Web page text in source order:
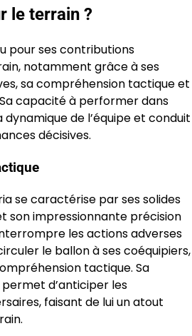
le terrain ?
pour ses contributions
notamment grâce à ses
sa compréhension tactique et
capacité à performer dans
de l’équipe et conduit
décisives.
se caractérise par ses solides
son impressionnante précision
les actions adverses
le ballon à ses coéquipiers,
tactique. Sa
d’anticiper les
faisant de lui un atout